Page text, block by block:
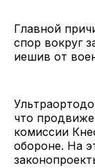
Главной
спор вокруг
иешив от
что
комиссии
обороне. На